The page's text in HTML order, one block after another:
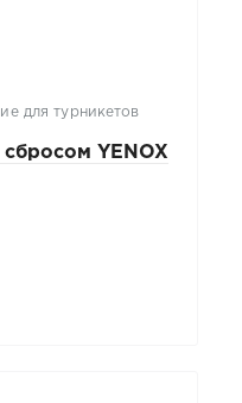
для турникетов
YENOX